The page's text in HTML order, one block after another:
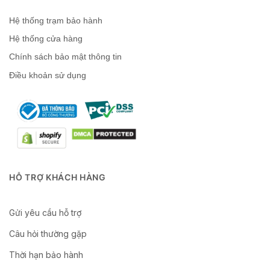
Hệ thống trạm bảo hành
Hệ thống cửa hàng
Chính sách bảo mật thông tin
Điều khoản sử dụng
HỖ TRỢ KHÁCH HÀNG
Gửi yêu cầu hỗ trợ
Câu hỏi thường gặp
Thời hạn bảo hành